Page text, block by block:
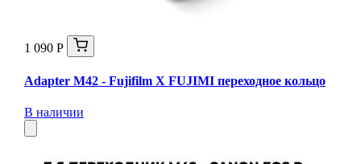
1 090 Р
Adapter M42 - Fujifilm X FUJIMI переходное кольцо
В наличии